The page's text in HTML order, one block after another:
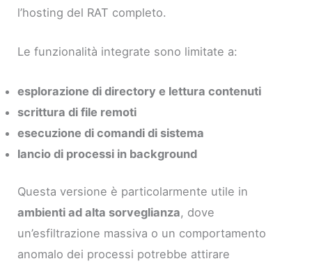
l’hosting del RAT completo.
Le funzionalità integrate sono limitate a:
esplorazione di directory e lettura contenuti
scrittura di file remoti
esecuzione di comandi di sistema
lancio di processi in background
Questa versione è particolarmente utile in
ambienti ad alta sorveglianza, dove
un’esfiltrazione massiva o un comportamento
anomalo dei processi potrebbe attirare